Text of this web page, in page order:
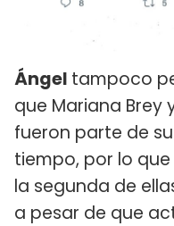
Ángel tampoco
que Mariana Brey
fueron parte de
tiempo, por lo que
la segunda de
a pesar de que